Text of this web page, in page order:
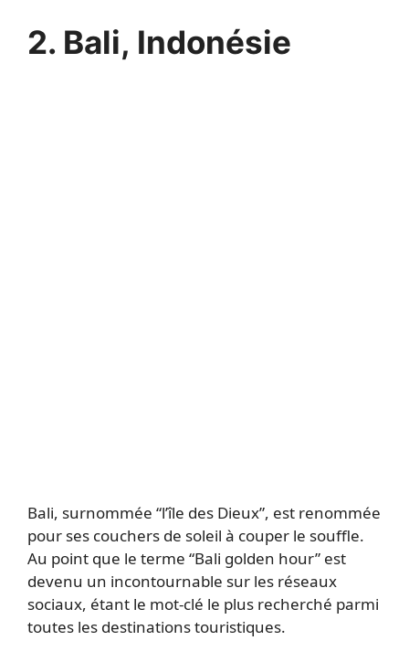
2. Bali, Indonésie
Bali, surnommée “l’île des Dieux”, est renommée
pour ses couchers de soleil à couper le souffle.
Au point que le terme “Bali golden hour” est
devenu un incontournable sur les réseaux
sociaux, étant le mot-clé le plus recherché parmi
toutes les destinations touristiques.